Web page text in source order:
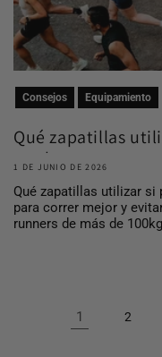
Consejos Equipamiento
Qué zapatillas
100 kg
1 DE JUNIO DE 2026
Qué zapatillas utilizar si
para correr mejor y
runners de más de
1 2